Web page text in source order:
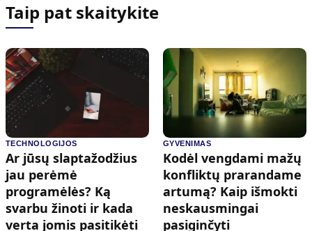
Taip pat skaitykite
TECHNOLOGIJOS
Ar jūsų slaptažodžius
jau perėmė
programėlės? Ką
svarbu žinoti ir kada
verta jomis pasitikėti
GYVENIMAS
Kodėl vengdami mažų
konfliktų prarandame
artumą? Kaip išmokti
neskausmingai
pasiginčyti